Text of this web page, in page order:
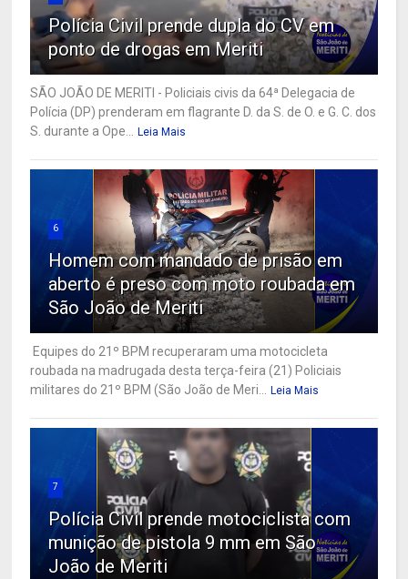
Polícia Civil prende dupla do CV em
ponto de drogas em Meriti
SÃO JOÃO DE MERITI - Policiais civis da 64ª Delegacia de
Polícia (DP) prenderam em flagrante D. da S. de O. e G. C. dos
S. durante a Ope... Leia Mais
6
Homem com mandado de prisão em
aberto é preso com moto roubada em
São João de Meriti
Equipes do 21º BPM recuperaram uma motocicleta
roubada na madrugada desta terça-feira (21) Policiais
militares do 21º BPM (São João de Meri... Leia Mais
7
Polícia Civil prende motociclista com
munição de pistola 9 mm em São
João de Meriti